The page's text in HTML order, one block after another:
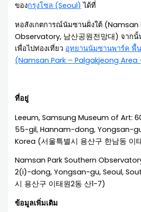
ของกรุงโซล (Seoul) ได้ที่
หอสังเกตการณ์นัมซานฝั่งใต้ (Namsan
Observatory, 남산공원전망대) จาก
เพื่อไปท่องเที่ยว อุทยานนัมซานพาร์ค พื้
(Namsan Park – Palgakjeong Area
ที่อยู่
Leeum, Samsung Museum of Art:
55-gil, Hannam-dong, Yongsan-
Korea (서울특별시 용산구 한남동 이
Namsan Park Southern
2(i)-dong, Yongsan-gu, Seoul,
시 용산구 이태원2동 산1-7)
ข้อมูลเพิ่มเติม